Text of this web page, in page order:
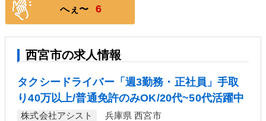
へぇ〜 6
西宮市の求人情報
タクシードライバー「週3勤務・正社員」手取
り40万以上/普通免許のみOK/20代~50代活躍中
株式会社アシスト
兵庫県 西宮市